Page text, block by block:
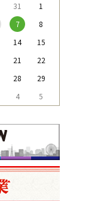
31
1
7
8
14
15
21
22
28
29
4 5